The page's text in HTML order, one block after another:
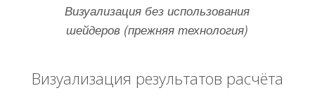
Визуализация без использования
шейдеров (прежняя технология)
Визуализация результатов расчёта